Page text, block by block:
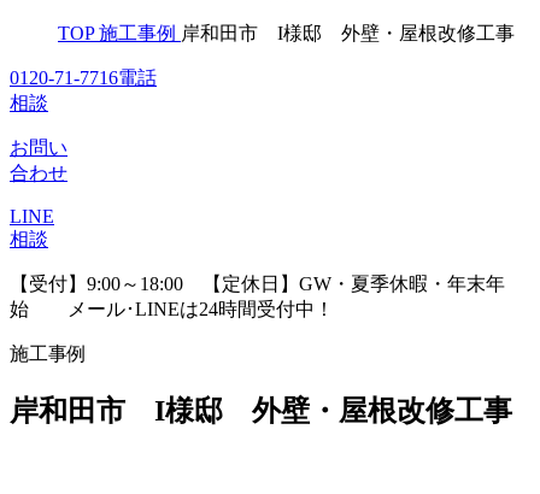
TOP 施工事例 岸和田市 I様邸 外壁・屋根改修工事
0120-71-7716電話
相談
お問い
合わせ
LINE
相談
【受付】9:00～18:00 【定休日】GW・夏季休暇・年末年
始 メール･LINEは24時間受付中！
施工事例
岸和田市 I様邸 外壁・屋根改修工事